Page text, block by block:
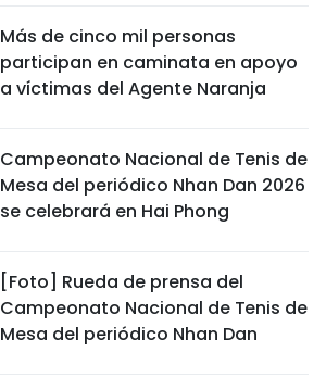
Más de cinco mil personas
participan en caminata en apoyo
a víctimas del Agente Naranja
Campeonato Nacional de Tenis de
Mesa del periódico Nhan Dan 2026
se celebrará en Hai Phong
[Foto] Rueda de prensa del
Campeonato Nacional de Tenis de
Mesa del periódico Nhan Dan